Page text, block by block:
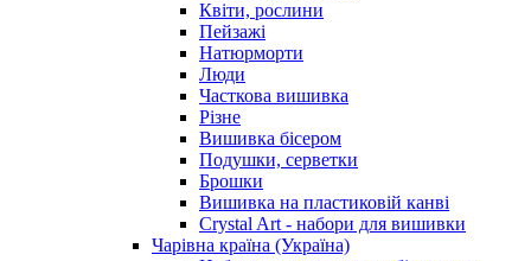
Квіти, рослини
Пейзажі
Натюрморти
Люди
Часткова вишивка
Різне
Вишивка бісером
Подушки, серветки
Брошки
Вишивка на пластиковій канві
Crystal Art - набори для вишивки
Чарівна країна (Україна)